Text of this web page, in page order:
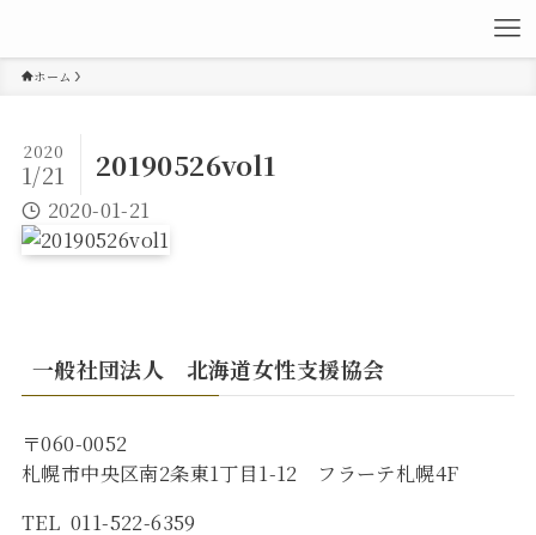
ホーム
20190526vol1
2020
1/21
2020-01-21
一般社団法人 北海道女性支援協会
〒060-0052
札幌市中央区南2条東1丁目1-12 フラーテ札幌4F
TEL 011-522-6359